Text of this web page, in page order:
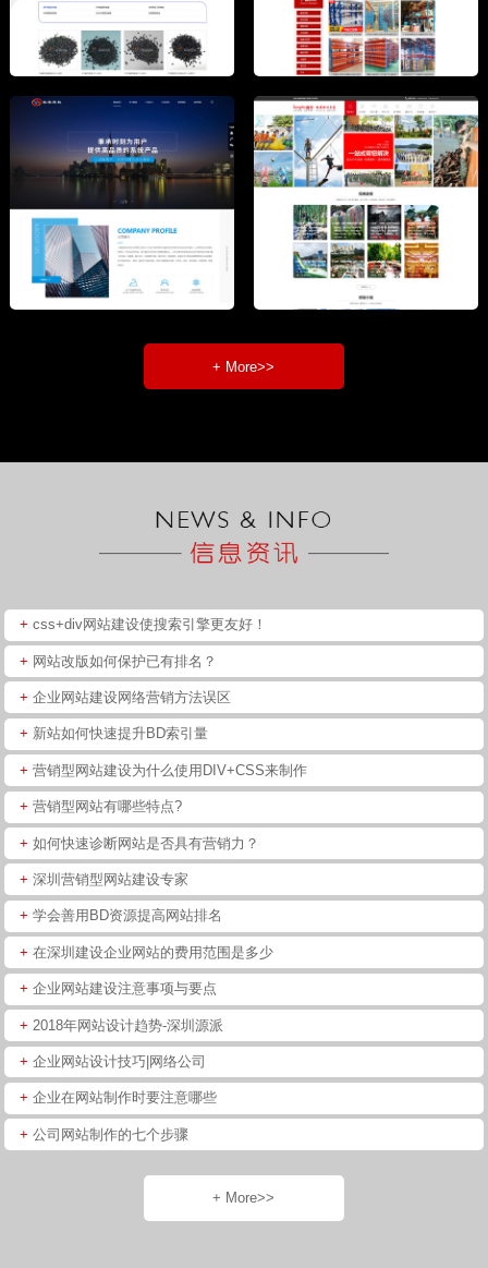
+ More>>
+ css+div网站建设使搜索引擎更友好！
+ 网站改版如何保护已有排名？
+ 企业网站建设网络营销方法误区
+ 新站如何快速提升BD索引量
+ 营销型网站建设为什么使用DIV+CSS来制作
+ 营销型网站有哪些特点?
+ 如何快速诊断网站是否具有营销力？
+ 深圳营销型网站建设专家
+ 学会善用BD资源提高网站排名
+ 在深圳建设企业网站的费用范围是多少
+ 企业网站建设注意事项与要点
+ 2018年网站设计趋势-深圳源派
+ 企业网站设计技巧|网络公司
+ 企业在网站制作时要注意哪些
+ 公司网站制作的七个步骤
+ More>>